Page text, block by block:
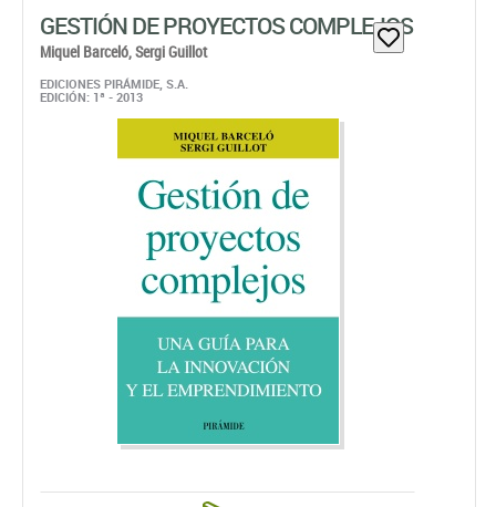
GESTIÓN DE PROYECTOS COMPLEJOS
Miquel Barceló,Sergi Guillot
EDICIONES PIRÁMIDE, S.A.
EDICIÓN: 1ª - 2013